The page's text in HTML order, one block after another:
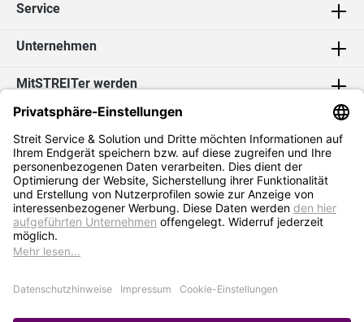
Service
Unternehmen
MitSTREITer werden
Kontakt
Social Media
* Alle Preise exkl. MwSt. zzgl.Versandkosten